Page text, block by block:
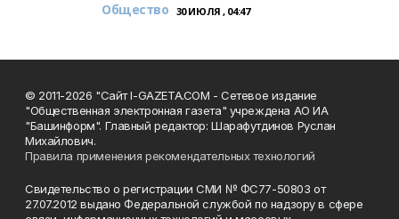
Общество 30 ИЮЛЯ , 04:47
© 2011-2026 "Сайт I-GAZETA.COM - Сетевое издание
"Общественная электронная газета" учреждена АО ИА
"Башинформ". Главный редактор: Шарафутдинов Руслан
Михайлович.
Правила применения рекомендательных технологий
Свидетельство о регистрации СМИ № ФС77-50803 от
27.07.2012 выдано Федеральной службой по надзору в сфере